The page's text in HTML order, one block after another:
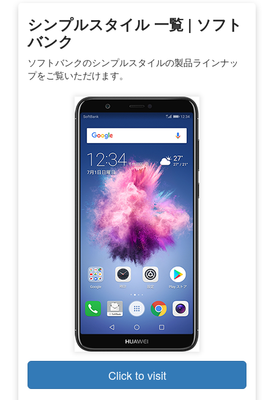
シンプルスタイル 一覧 | ソフト
バンク
ソフトバンクのシンプルスタイルの製品ラインナッ
プをご覧いただけます。
Click to visit